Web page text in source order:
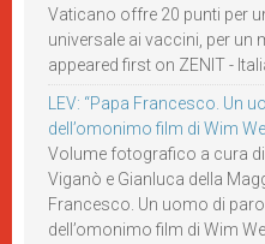
Vaticano offre 20 punti per
universale ai vaccini, per un
appeared first on ZENIT -
LEV: “Papa Francesco. Un
dell’omonimo film di Wim
Volume fotografico a cura
Viganò e Gianluca della
Francesco. Un uomo di
dell’omonimo film di Wim